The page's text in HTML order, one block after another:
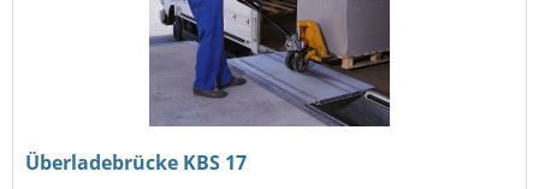
Überladebrücke KBS 17